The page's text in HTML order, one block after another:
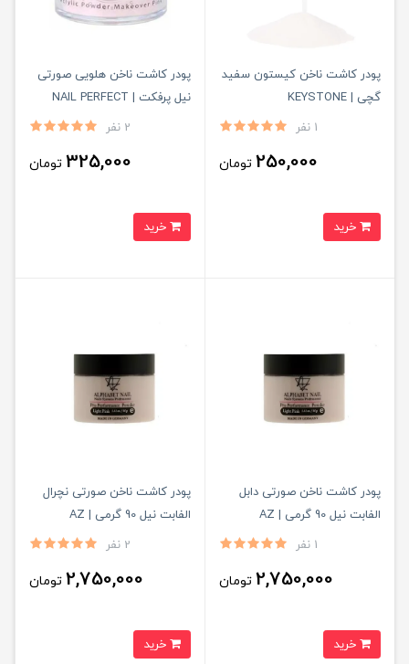
پودر کاشت ناخن کیستون سفید
گچی | KEYSTONE
1 نفر
250,000 تومان
پودر کاشت ناخن هلویی صورتی
نیل پرفکت | NAIL PERFECT
2 نفر
325,000 تومان
پودر کاشت ناخن صورتی دابل
الفابت نیل 90 گرمی | AZ
1 نفر
2,750,000 تومان
پودر کاشت ناخن صورتی نچرال
الفابت نیل 90 گرمی | AZ
2 نفر
2,750,000 تومان